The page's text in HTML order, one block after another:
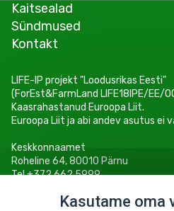
Kaitsealad
Sündmused
Kontakt
LIFE-IP projekt "Loodusrikas Eesti"
(ForEst&FarmLand LIFE18IPE/EE/
Kaasrahastanud Euroopa Liit.
Euroopa Liit ja abi andev asutus ei
Keskkonnaamet
Roheline 64, 80010 Pärnu
Tel +372 662 5999
Kasutame oma